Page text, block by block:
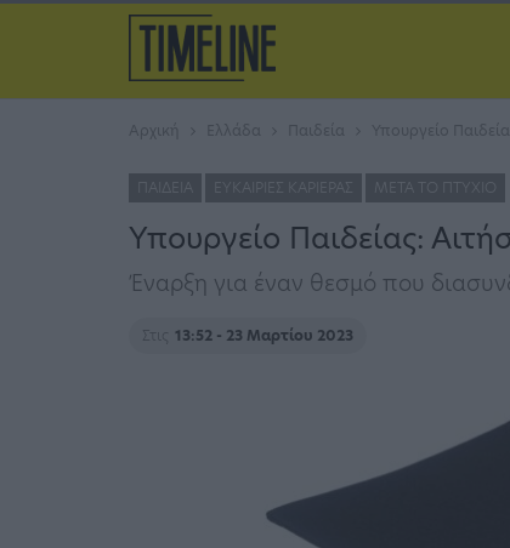
Αρχική Ελλάδα Παιδεία Υπουργείο
ΠΑΙΔΕΊΑ ΕΥΚΑΙΡΊΕΣ ΚΑΡΙΈΡΑΣ ΜΕΤΆ ΤΟ ΠΤΥΧΊΟ
Υπουργείο Παιδείας:
Έναρξη για έναν θεσμό που
Στις 13:52 - 23 Μαρτίου 2023